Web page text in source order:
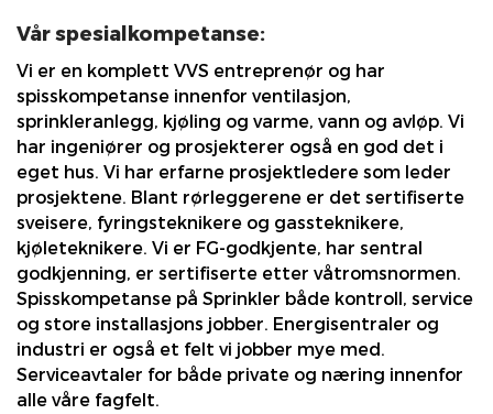
Vår spesialkompetanse:
Vi er en komplett VVS entreprenør og har
spisskompetanse innenfor ventilasjon,
sprinkleranlegg, kjøling og varme, vann og avløp. Vi
har ingeniører og prosjekterer også en god det i
eget hus. Vi har erfarne prosjektledere som leder
prosjektene. Blant rørleggerene er det sertifiserte
sveisere, fyringsteknikere og gassteknikere,
kjøleteknikere. Vi er FG-godkjente, har sentral
godkjenning, er sertifiserte etter våtromsnormen.
Spisskompetanse på Sprinkler både kontroll, service
og store installasjons jobber. Energisentraler og
industri er også et felt vi jobber mye med.
Serviceavtaler for både private og næring innenfor
alle våre fagfelt.